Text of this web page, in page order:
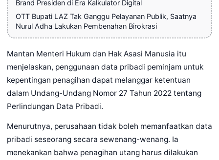
Brand Presiden di Era Kalkulator Digital
OTT Bupati LAZ Tak Ganggu Pelayanan Publik, Saatnya
Nurul Adha Lakukan Pembenahan Birokrasi
Mantan Menteri Hukum dan Hak Asasi Manusia itu
menjelaskan, penggunaan data pribadi peminjam untuk
kepentingan penagihan dapat melanggar ketentuan
dalam Undang-Undang Nomor 27 Tahun 2022 tentang
Perlindungan Data Pribadi.
Menurutnya, perusahaan tidak boleh memanfaatkan data
pribadi seseorang secara sewenang-wenang. Ia
menekankan bahwa penagihan utang harus dilakukan